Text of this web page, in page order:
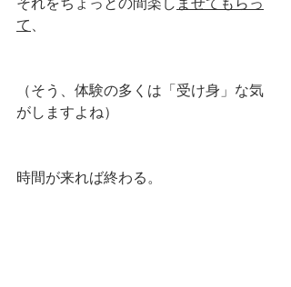
て
（そう、体験の多くは「受け身」な気
がしますよね）
時間が来れば終わる。